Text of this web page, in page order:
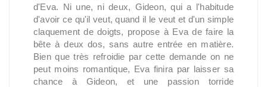
d'Eva. Ni une, ni deux, Gideon, qui a l'habitude
d'avoir ce qu'il veut, quand il le veut et d'un simple
claquement de doigts, propose à Eva de faire la
bête à deux dos, sans autre entrée en matière.
Bien que très refroidie par cette demande on ne
peut moins romantique, Eva finira par laisser sa
chance à Gideon, et une passion torride